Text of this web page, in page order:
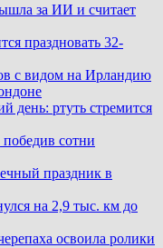
за ИИ и считает
праздновать 32-
с видом на Ирландию
день: ртуть стремится
победив сотни
праздник в
на 2,9 тыс. км до
освоила ролики